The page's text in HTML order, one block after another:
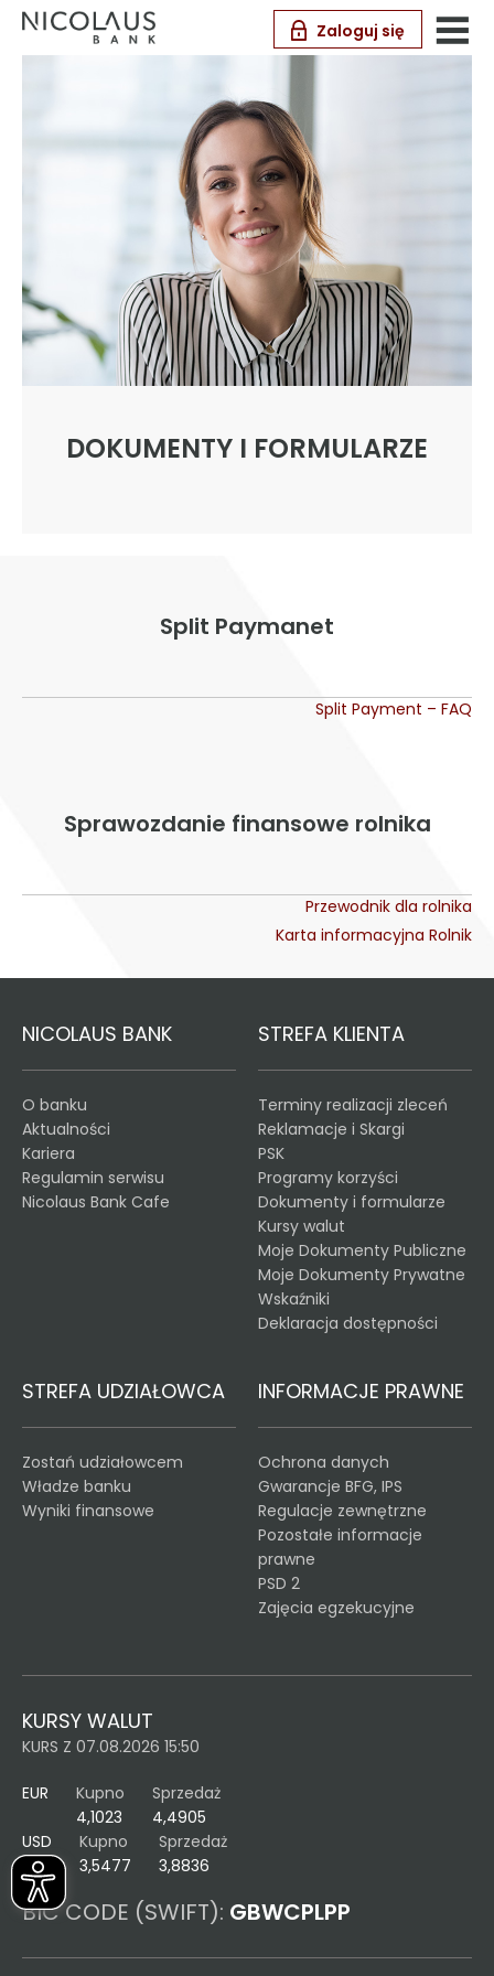
Zaloguj się
DOKUMENTY I FORMULARZE
Split Paymanet
Split Payment – FAQ
Sprawozdanie finansowe rolnika
Przewodnik dla rolnika
Karta informacyjna Rolnik
NICOLAUS BANK
O banku
Aktualności
Kariera
Regulamin serwisu
Nicolaus Bank Cafe
STREFA KLIENTA
Terminy realizacji zleceń
Reklamacje i Skargi
PSK
Programy korzyści
Dokumenty i formularze
Kursy walut
Moje Dokumenty Publiczne
Moje Dokumenty Prywatne
Wskaźniki
Deklaracja dostępności
STREFA UDZIAŁOWCA
Zostań udziałowcem
Władze banku
Wyniki finansowe
INFORMACJE PRAWNE
Ochrona danych
Gwarancje BFG, IPS
Regulacje zewnętrzne
Pozostałe informacje
prawne
PSD 2
Zajęcia egzekucyjne
KURSY WALUT
KURS Z 07.08.2026 15:50
EUR
Kupno
4,1023
Sprzedaż
4,4905
USD
Kupno
3,5477
Sprzedaż
3,8836
BIC CODE (SWIFT): GBWCPLPP